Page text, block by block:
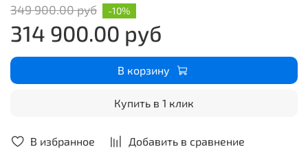
В избранное Добавить в сравнение
эффективность с исключительной топливной
экономичностью. Яркий LCD экран обладает высокой
контрастностью, информация отлично считывается
при любой освещенности, при этом выглядит очень
эффектно!
349 900.00 руб
314 900.00 руб
-10%
В корзину
Купить в 1 клик